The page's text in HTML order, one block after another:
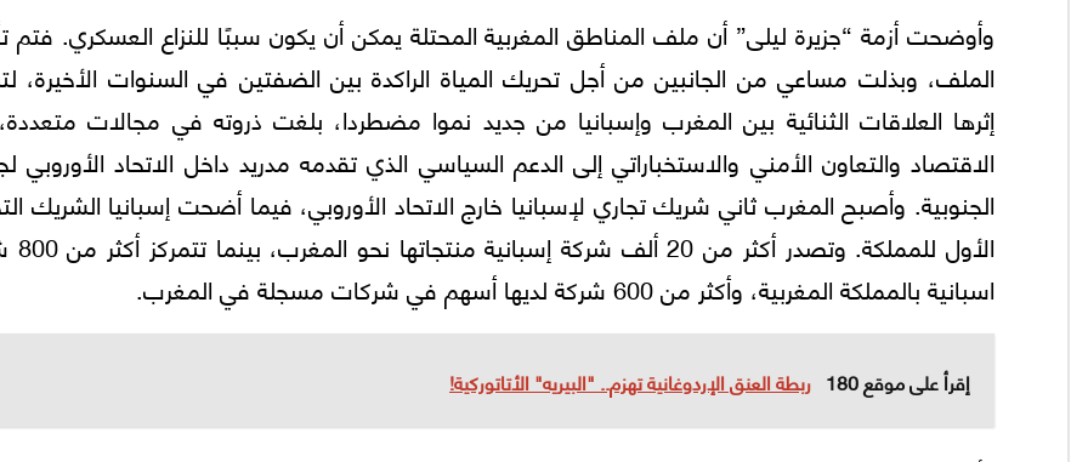
وأوضحت أزمة “جزيرة ليلى” أن ملف المناطق المغربية المحتلة يمكن أن يكون سببًا للنزاع العسكري. فتم
الملف، وبذلت مساعي من الجانبين من أجل تحريك المياة الراكدة بين الضفتين في السنوات الأخيرة،
إثرها العلاقات الثنائية بين المغرب وإسبانيا من جديد نموا مضطردا، بلغت ذروته في مجالات
الاقتصاد والتعاون الأمني والاستخباراتي إلى الدعم السياسي الذي تقدمه مدريد داخل الاتحاد الأوروبي
الجنوبية. وأصبح المغرب ثاني شريك تجاري لإسبانيا خارج الاتحاد الأوروبي، فيما أضحت إسبانيا الشريك
الأول
اسبانية بالمملكة المغربية، وأكثر من 600 شركة لديها أسهم في شركات مسجلة في المغرب.
إقرأ على موقع 180 ربطة العنق الإردوغانية تهزم.. "البيريه" الأتاتوركية!